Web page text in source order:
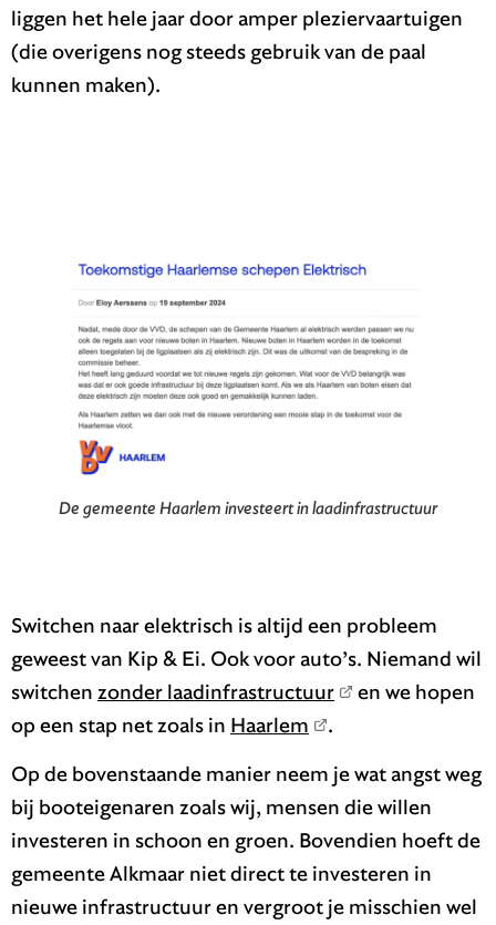
liggen het hele jaar door amper pleziervaartuigen
(die overigens nog steeds gebruik van de paal
kunnen maken).
De gemeente Haarlem investeert in laadinfrastructuur
Switchen naar elektrisch is altijd een probleem
geweest van Kip & Ei. Ook voor auto’s. Niemand wil
switchen zonder laadinfrastructuur
en we hopen
op een stap net zoals in Haarlem
.
Op de bovenstaande manier neem je wat angst weg
bij booteigenaren zoals wij, mensen die willen
investeren in schoon en groen. Bovendien hoeft de
gemeente Alkmaar niet direct te investeren in
nieuwe infrastructuur en vergroot je misschien wel